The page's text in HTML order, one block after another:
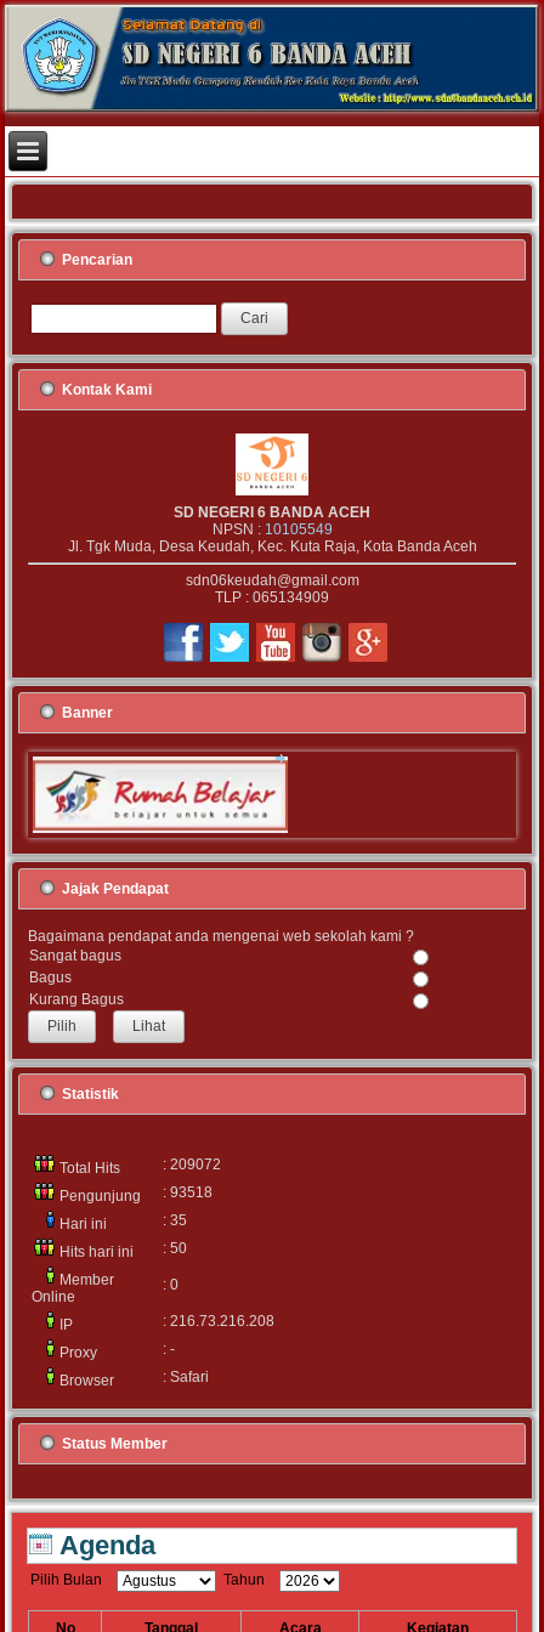
Pencarian
Kontak Kami
SD NEGERI 6 BANDA ACEH
NPSN : 10105549
Jl. Tgk Muda, Desa Keudah, Kec. Kuta Raja, Kota Banda Aceh
sdn06keudah@gmail.com
TLP : 065134909
Banner
Jajak Pendapat
Bagaimana pendapat anda mengenai web sekolah kami ?
Sangat bagus
Bagus
Kurang Bagus
Lihat
Statistik
Total Hits
: 209072
Pengunjung
: 93518
Hari ini
: 35
Hits hari ini
: 50
Member
Online
: 0
IP
: 216.73.216.208
Proxy
: -
Browser
: Safari
Status Member
Agenda
Pilih Bulan Tahun
No Tanggal Acara Kegiatan